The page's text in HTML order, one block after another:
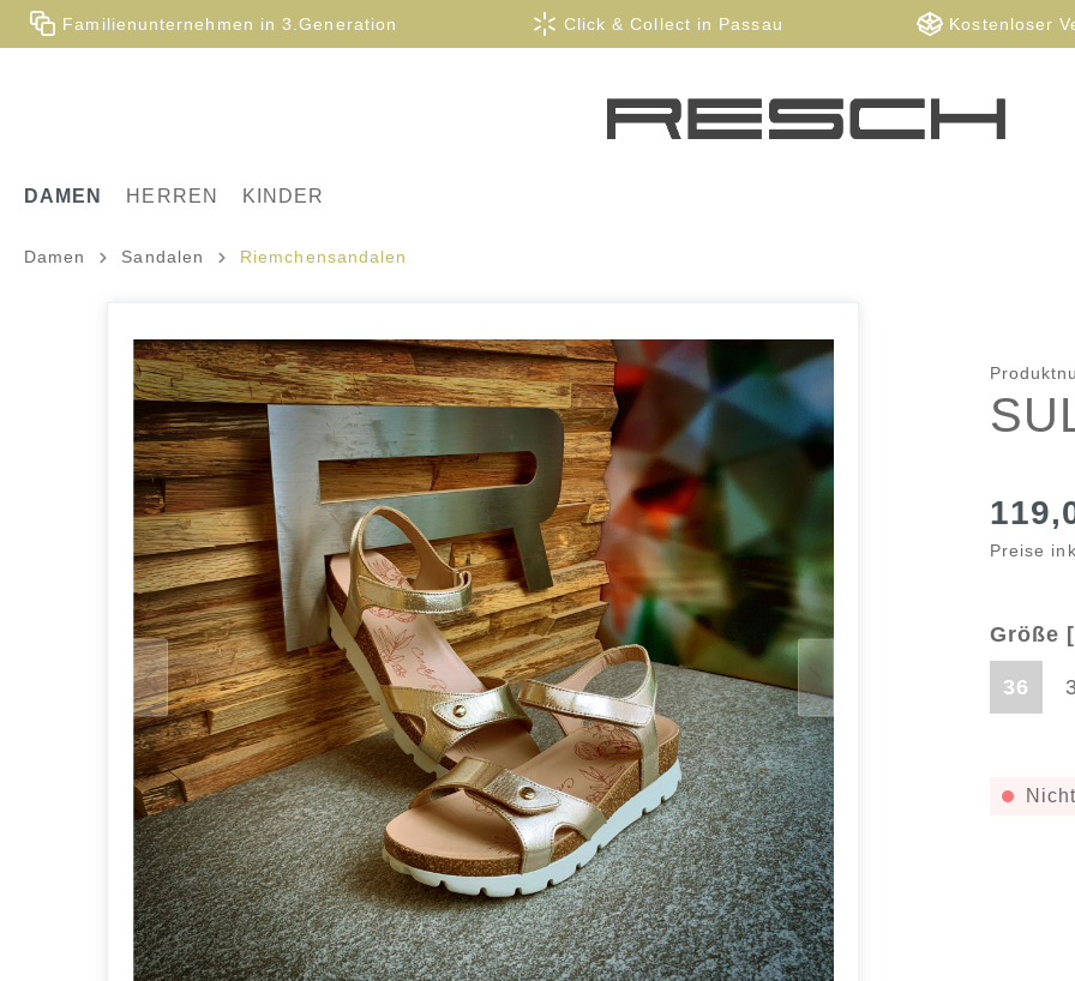
Familienunternehmen in 3.Generation Click & Collect in Passau Kostenloser
DAMEN HERREN KINDER
Damen Sandalen Riemchensandalen
Preise
Größe
36